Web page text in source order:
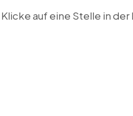
Klicke auf eine Stelle in der